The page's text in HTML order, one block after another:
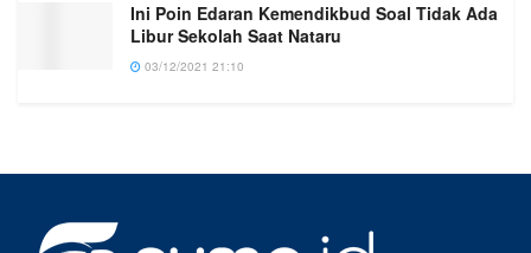
Ini Poin Edaran Kemendikbud Soal Tidak Ada
Libur Sekolah Saat Nataru
03/12/2021 21:10